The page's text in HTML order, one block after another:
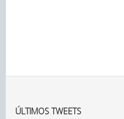
ÚLTIMOS TWEETS